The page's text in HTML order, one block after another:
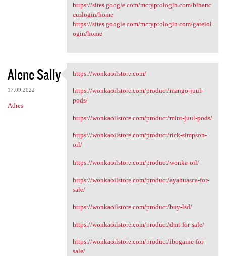
https://sites.google.com/mcryptologin.com/binanc
euslogin/home
https://sites.google.com/mcryptologin.com/gateiol
ogin/home
Alene Sally
17.09.2022
Adres
https://wonkaoilstore.com/
https://wonkaoilstore.com/
https://wonkaoilstore.com/product/mango-juul-
pods/
https://wonkaoilstore.com/product/mint-juul-pods/
https://wonkaoilstore.com/product/rick-simpson-
oil/
https://wonkaoilstore.com/product/wonka-oil/
https://wonkaoilstore.com/product/ayahuasca-for-
sale/
https://wonkaoilstore.com/product/buy-lsd/
https://wonkaoilstore.com/product/dmt-for-sale/
https://wonkaoilstore.com/product/ibogaine-for-
sale/